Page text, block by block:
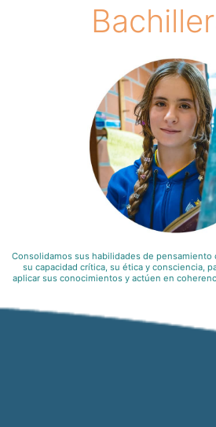
Consolidamos sus habilidades de
su capacidad crítica, su ética y consciencia,
aplicar sus conocimientos y actúen en